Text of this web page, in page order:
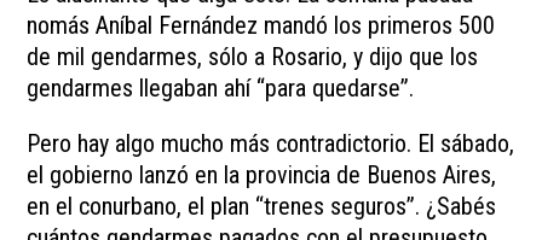
nomás Aníbal Fernández mandó los primeros 500
de mil gendarmes, sólo a Rosario, y dijo que los
gendarmes llegaban ahí “para quedarse”.
Pero hay algo mucho más contradictorio. El sábado,
el gobierno lanzó en la provincia de Buenos Aires,
en el conurbano, el plan “trenes seguros”. ¿Sabés